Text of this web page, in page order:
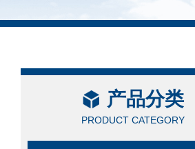
产品分类
PRODUCT CATEGORY